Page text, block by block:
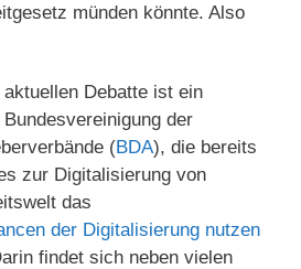
münden könnte. Also
Debatte ist ein
der
(BDA), die bereits
zur Digitalisierung von
das
der Digitalisierung nutzen
findet sich neben vielen